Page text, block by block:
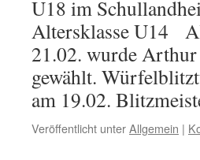
U18 im
Altersklasse U14
21.02. wurde Arthur
gewählt.
am 19.02.
Veröffentlicht unterAllgemein |